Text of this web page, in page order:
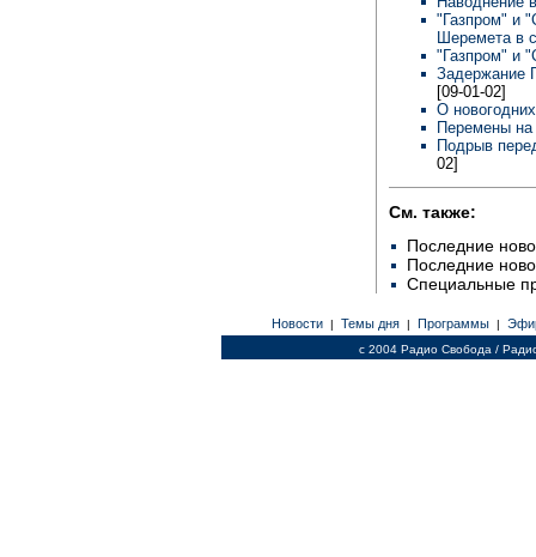
"Газпром" и
Шеремета в
"Газпром" и
Задержание
[09-01-02]
О
Перемены
Подрыв
02]
См. также:
Последние
Последние
Специальные
Новости | Темы дня | Программы |
c 2004 Радио Свобода /